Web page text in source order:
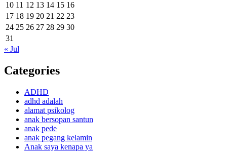
10 11 12 13 14 15 16
17 18 19 20 21 22 23
24 25 26 27 28 29 30
31
« Jul
Categories
ADHD
adhd adalah
alamat psikolog
anak bersopan santun
anak pede
anak pegang kelamin
Anak saya kenapa ya